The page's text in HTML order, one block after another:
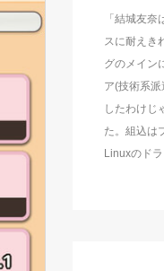
「結城友
スに耐えき
グのメイン
ア(技術系
したわけじ
た。組込は
Linuxのド